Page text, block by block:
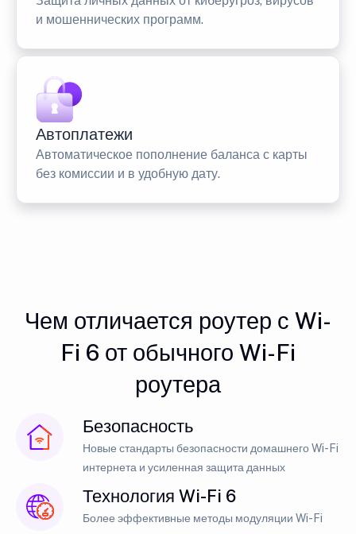
и мошеннических программ.
Автоплатежи
Автоматическое пополнение баланса с карты
без комиссии и в удобную дату.
Чем отличается роутер с Wi-
Fi 6 от обычного Wi-Fi
роутера
Безопасность
Новые стандарты безопасности домашнего Wi-Fi
интернета и усиленная защита данных
Технология Wi-Fi 6
Более эффективные методы модуляции Wi-Fi